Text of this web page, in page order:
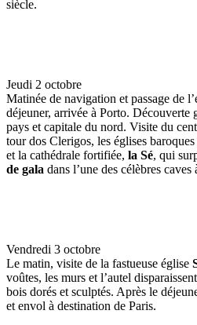
siècle.
Jeudi 2 octobre
Matinée de navigation et passage de
déjeuner, arrivée à Porto. Découverte
pays et capitale du nord. Visite du
tour dos Clerigos, les églises
et la cathédrale fortifiée, la Sé, qui
de gala dans l’une des célèbres
Vendredi 3 octobre
Le matin, visite de la fastueuse église
voûtes, les murs et l’autel
bois dorés et sculptés. Après le
et envol à destination de Paris.